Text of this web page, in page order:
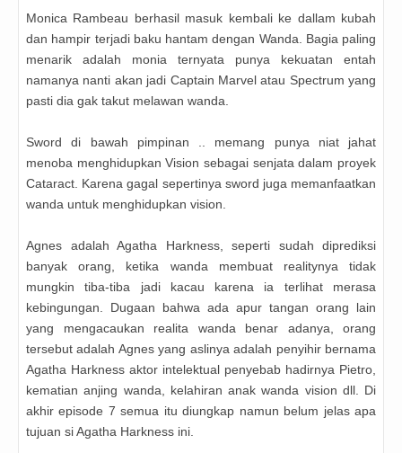
Monica Rambeau berhasil masuk kembali ke dallam kubah
dan hampir terjadi baku hantam dengan Wanda. Bagia paling
menarik adalah monia ternyata punya kekuatan entah
namanya nanti akan jadi Captain Marvel atau Spectrum yang
pasti dia gak takut melawan wanda.
Sword di bawah pimpinan .. memang punya niat jahat
menoba menghidupkan Vision sebagai senjata dalam proyek
Cataract. Karena gagal sepertinya sword juga memanfaatkan
wanda untuk menghidupkan vision.
Agnes adalah Agatha Harkness, seperti sudah diprediksi
banyak orang, ketika wanda membuat realitynya tidak
mungkin tiba-tiba jadi kacau karena ia terlihat merasa
kebingungan. Dugaan bahwa ada apur tangan orang lain
yang mengacaukan realita wanda benar adanya, orang
tersebut adalah Agnes yang aslinya adalah penyihir bernama
Agatha Harkness aktor intelektual penyebab hadirnya Pietro,
kematian anjing wanda, kelahiran anak wanda vision dll. Di
akhir episode 7 semua itu diungkap namun belum jelas apa
tujuan si Agatha Harkness ini.